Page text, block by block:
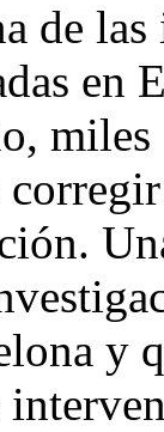
de
en
y